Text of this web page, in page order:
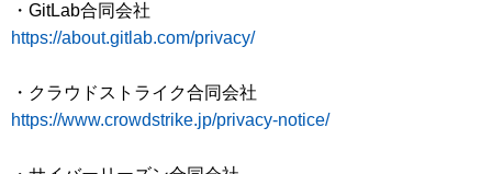
・GitLab合同会社
https://about.gitlab.com/privacy/
・クラウドストライク合同会社
https://www.crowdstrike.jp/privacy-notice/